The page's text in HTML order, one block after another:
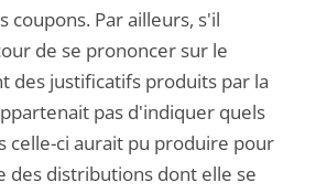
coupons. Par ailleurs, s'il
de se prononcer sur le
des justificatifs produits par la
pas d'indiquer quels
celle-ci aurait pu produire pour
des distributions dont elle se